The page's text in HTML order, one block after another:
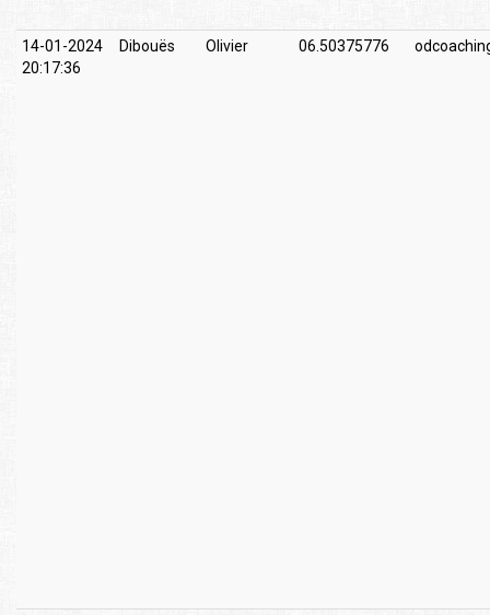
14-01-2024
20:17:36
Dibouës Olivier 06.50375776